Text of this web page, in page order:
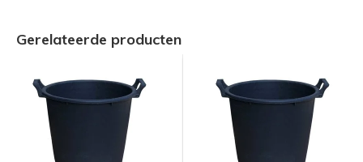
Gerelateerde producten